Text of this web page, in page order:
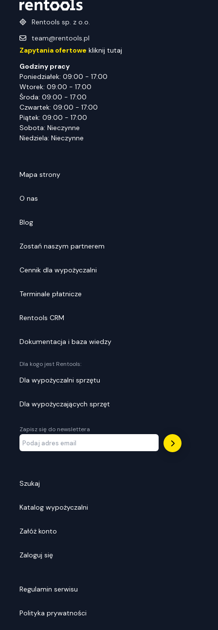
Rentools sp. z o.o.
team@rentools.pl
Zapytania ofertowe kliknij tutaj
Godziny pracy
Poniedziałek: 09:00 - 17:00
Wtorek: 09:00 - 17:00
Środa: 09:00 - 17:00
Czwartek: 09:00 - 17:00
Piątek: 09:00 - 17:00
Sobota: Nieczynne
Niedziela: Nieczynne
Mapa strony
O nas
Blog
Zostań naszym partnerem
Cennik dla wypożyczalni
Terminale płatnicze
Rentools CRM
Dokumentacja i baza wiedzy
Dla kogo jest Rentools:
Dla wypożyczalni sprzętu
Dla wypożyczających sprzęt
Zapisz się do newslettera
Szukaj
Katalog wypożyczalni
Załóż konto
Zaloguj się
Regulamin serwisu
Polityka prywatności